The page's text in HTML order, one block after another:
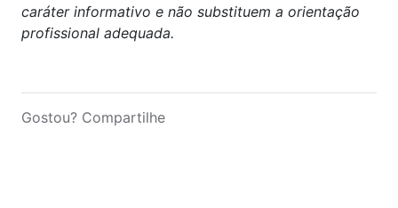
caráter informativo e não substituem a orientação
profissional adequada.
Gostou? Compartilhe